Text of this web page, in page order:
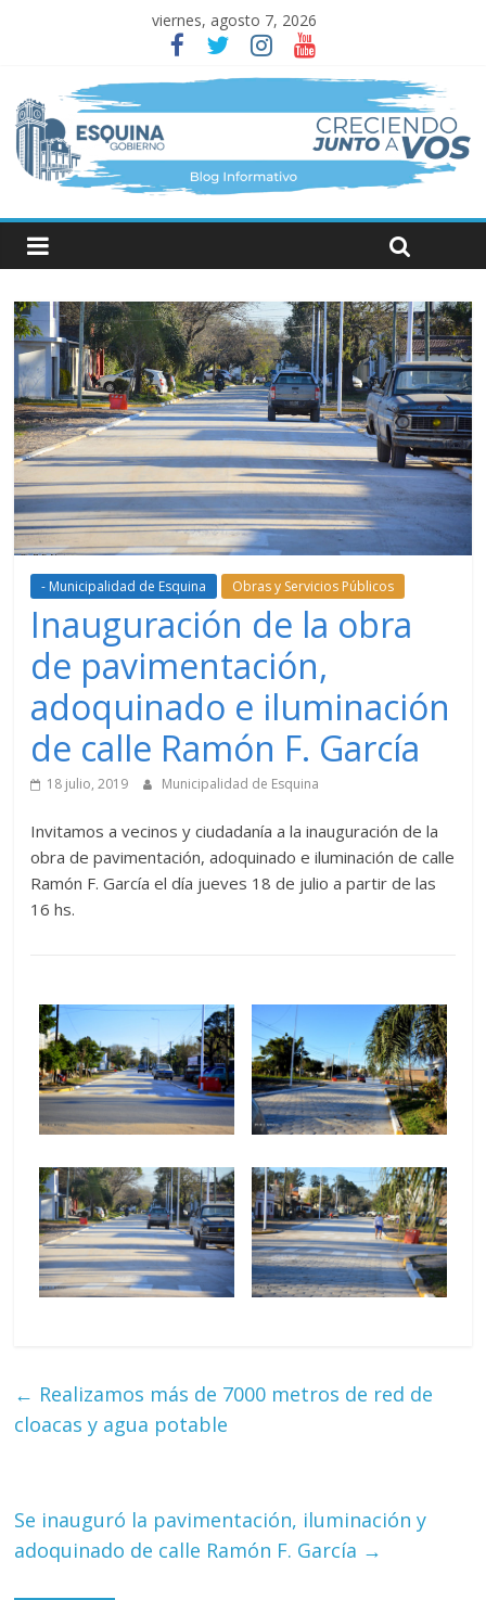
viernes, agosto 7, 2026
- Municipalidad de Esquina Obras y Servicios Públicos
Inauguración de la obra
de pavimentación,
adoquinado e iluminación
de calle Ramón F. García
18 julio, 2019 Municipalidad de Esquina
Invitamos a vecinos y ciudadanía a la inauguración de la
obra de pavimentación, adoquinado e iluminación de calle
Ramón F. García el día jueves 18 de julio a partir de las
16 hs.
← Realizamos más de 7000 metros de red de
cloacas y agua potable
Se inauguró la pavimentación, iluminación y
adoquinado de calle Ramón F. García →